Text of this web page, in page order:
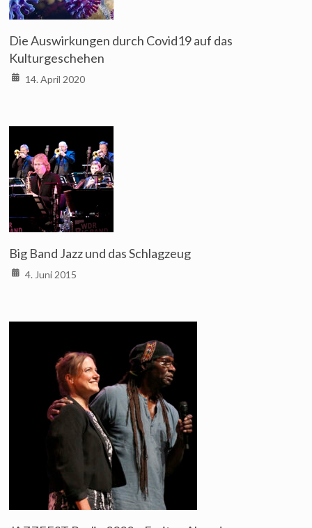
Die Auswirkungen durch Covid19 auf das
Kulturgeschehen
14. April 2020
Big Band Jazz und das Schlagzeug
4. Juni 2015